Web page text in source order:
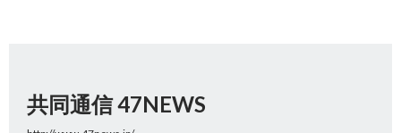
共同通信 47NEWS